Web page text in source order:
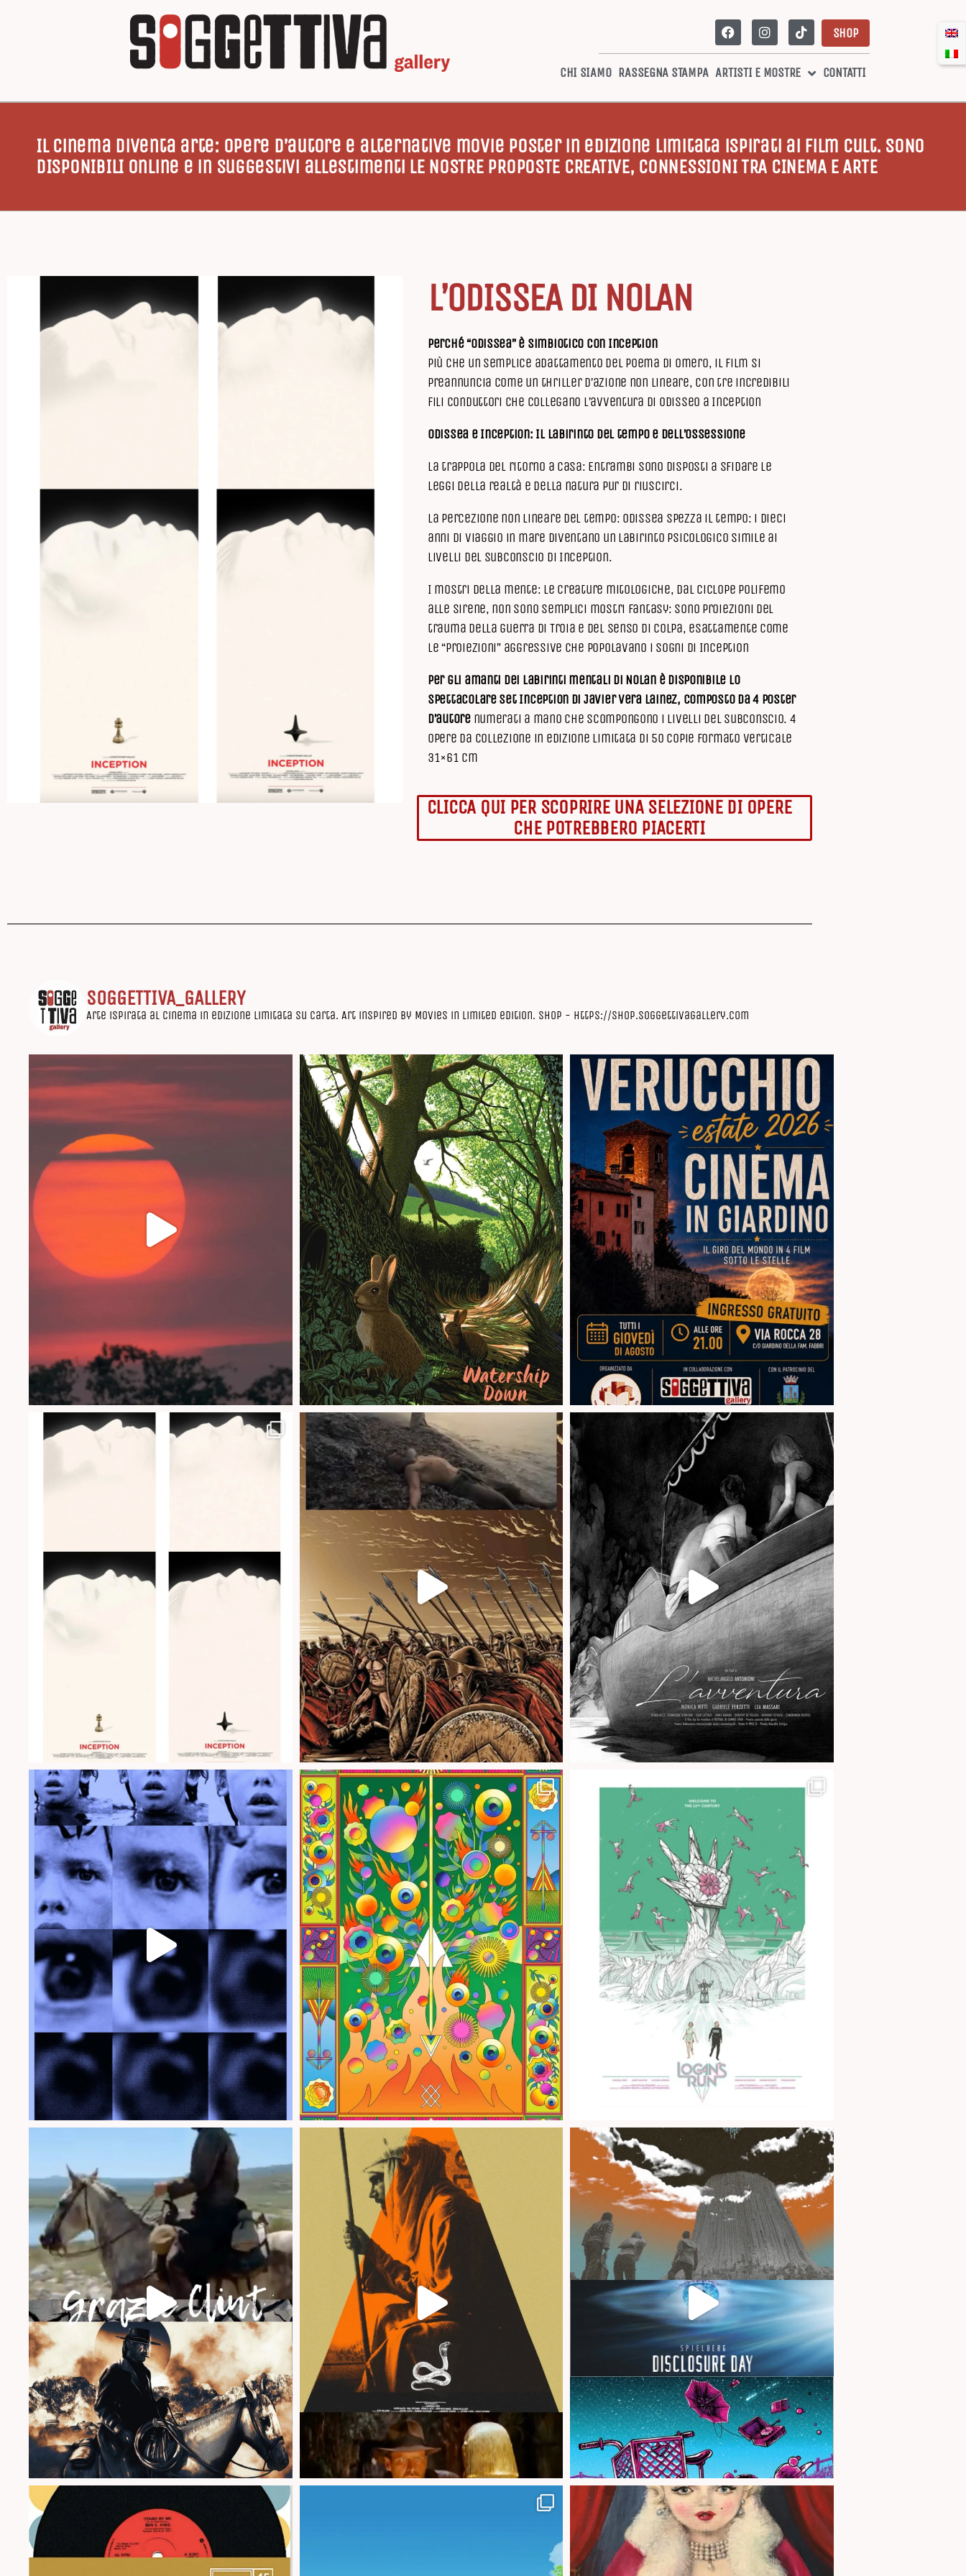
SHOP
CHI SIAMO RASSEGNA STAMPA ARTISTI E MOSTRE CONTATTI
Il Cinema diventa arte: opere d’autore e alternative movie poster in edizione limitata ispirati ai film cult. SONO
DISPONIBILI online e in suggestivi allestimenti LE NOSTRE PROPOSTE CREATIVE, CONNESSIONI TRA CINEMA E ARTE
L’ODISSEA DI NOLAN
Perché “Odissea” è simbiotico con Inception
Più che un semplice adattamento del poema di Omero, il film si
preannuncia come un thriller d’azione non lineare, con tre incredibili
fili conduttori che collegano l’avventura di Odisseo a Inception
Odissea e Inception: Il labirinto del tempo e dell’ossessione
La trappola del ritorno a casa: Entrambi sono disposti a sfidare le
leggi della realtà e della natura pur di riuscirci.
La percezione non lineare del tempo: Odissea spezza il tempo: i dieci
anni di viaggio in mare diventano un labirinto psicologico simile ai
livelli del subconscio di Inception.
I mostri della mente: Le creature mitologiche, dal ciclope Polifemo
alle Sirene, non sono semplici mostri fantasy: sono proiezioni del
trauma della guerra di Troia e del senso di colpa, esattamente come
le “proiezioni” aggressive che popolavano i sogni di Inception
Per gli amanti dei labirinti mentali di Nolan è disponibile lo
spettacolare set Inception di Javier Vera Lainez, composto da 4 poster
d’autorenumerati a mano che scompongono i livelli del subconscio. 4
opere da collezione in edizione limitata di 50 copie formato verticale
31×61 cm
CLICCA QUI PER SCOPRIRE UNA SELEZIONE DI OPERE
CHE POTREBBERO PIACERTI
SOGGETTIVA_GALLERY
Arte ispirata al cinema in edizione limitata su carta. Art inspired by Movies in limited edition. Shop - https://shop.soggettivagallery.com